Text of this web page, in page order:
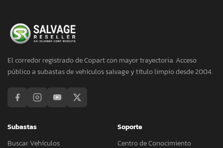
El corredor registrado de Copart con mayor trayectoria. Acceso
público a subastas de vehículos salvage y título limpio desde 2004.
Subastas
Buscar Vehículos
Soporte
Centro de Conocimiento